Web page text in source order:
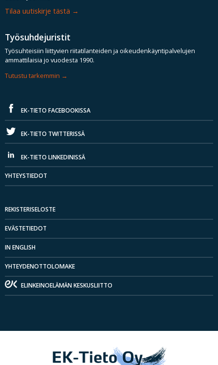
Tilaa uutiskirje tästä
Työsuhdejuristit
Työsuhteisiin liittyvien riitatilanteiden ja oikeudenkäyntipalvelujen
ammattilaisia jo vuodesta 1990.
Tutustu tarkemmin
EK-TIETO FACEBOOKISSA
EK-TIETO TWITTERISSÄ
EK-TIETO LINKEDINISSÄ
YHTEYSTIEDOT
REKISTERISELOSTE
EVÄSTETIEDOT
IN ENGLISH
YHTEYDENOTTOLOMAKE
ELINKEINOELÄMÄN KESKUSLIITTO